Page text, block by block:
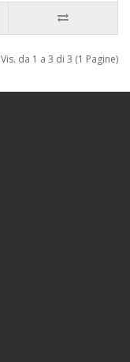
Vis. da 1 a 3 di 3 (1 Pagine)